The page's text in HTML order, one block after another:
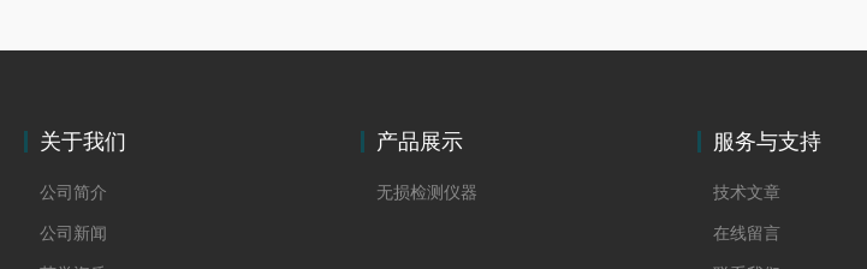
关于我们
公司简介
公司新闻
产品展示
无损检测仪器
服务与支持
技术文章
在线留言